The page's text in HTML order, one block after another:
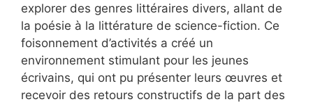
explorer des genres littéraires divers, allant de
la poésie à la littérature de science-fiction. Ce
foisonnement d’activités a créé un
environnement stimulant pour les jeunes
écrivains, qui ont pu présenter leurs œuvres et
recevoir des retours constructifs de la part des